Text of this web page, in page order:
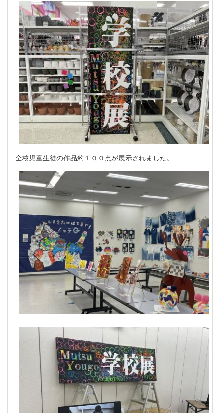
全校児童生徒の作品約１００点が展示されました。